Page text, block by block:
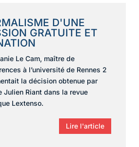
D'UNE
GRATUITE ET
Le Cam, maître de
à l’université de Rennes 2
la décision obtenue par
Julien Riant dans la revue
Lextenso.
Lire l'article